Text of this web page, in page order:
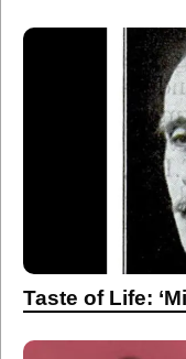
Taste of Life: